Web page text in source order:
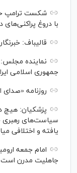
شکست ترامپ
با دروغ
قالیباف:
نماینده
جمهوری اسلامی
روزنامه «صدای ایران»
پزشکیان: هیچ
سیاست‌های رهبری
یافته و اختلافی
امام جمعه
جاهلیت مدرن است